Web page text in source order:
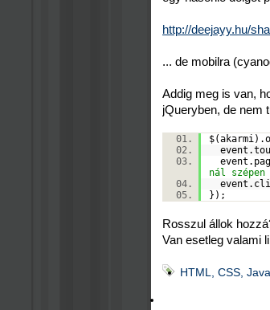
http://deejayy.hu/
... de mobilra
Addig meg is van,
jQueryben, de nem
nál
});
Rosszul állok
Van esetleg valami
HTML, CSS,